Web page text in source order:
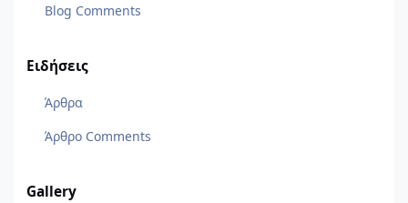
Blog Comments
Ειδήσεις
Άρθρα
Άρθρο Comments
Gallery